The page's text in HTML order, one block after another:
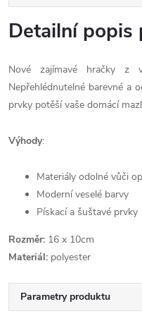
Detailní popis
Nové zajímavé hračky z
Nepřehlédnutelné barevné a
prvky potěší vaše domácí
Výhody:
Materiály odolné vůči
Moderní veselé barvy
Pískací a šuštavé prvky
Rozměr: 16 x 10cm
Materiál: polyester
Parametry produktu